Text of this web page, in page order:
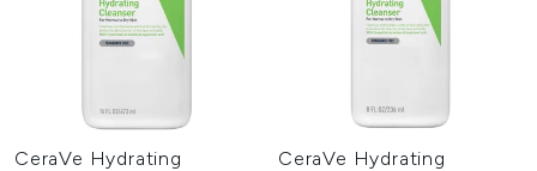
CeraVe Hydrating
CeraVe Hydrating